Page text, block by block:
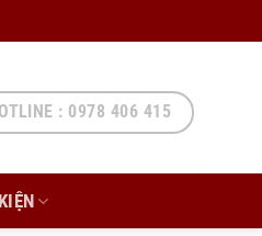
: 0978 406 415